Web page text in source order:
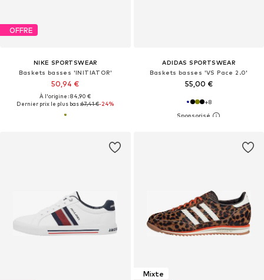
OFFRE
NIKE SPORTSWEAR
Baskets basses 'INITIATOR'
50,94 €
À l'origine : 84,90 €
Dernier prix le plus bas :67,41 €-24%
ADIDAS SPORTSWEAR
Baskets basses 'VS Pace 2.0'
55,00 €
+8
Mixte